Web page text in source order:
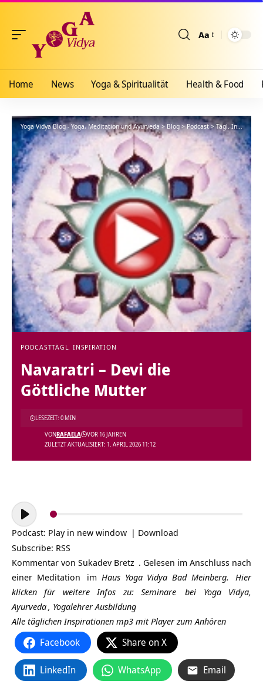
Aa
Home News Yoga & Spiritualität Health & Food
Yoga Vidya Blog - Yoga, Meditation und Ayurveda>Blog>Podcast>Tägl. Inspiration
PODCASTTÄGL. INSPIRATION
Navaratri – Devi die
Göttliche Mutter
ZULETZT AKTUALISIERT: 1. APRIL 2026 11:12
VONRAFAELA VOR 16 JAHREN
LESEZEIT: 0 MIN
Audio-
Player
Podcast: Play in new window | Download
Subscribe: RSS
Kommentar von Sukadev Bretz . Gelesen im Anschluss nach
einer Meditation im Haus Yoga Vidya Bad Meinberg.
Hier
klicken für weitere Infos zu: Seminare
bei Yoga Vidya,
Ayurveda, Yogalehrer Ausbildung
Alle täglichen Inspirationen mp3 mit Player zum Anhören
Facebook Share on X
LinkedIn WhatsApp Email